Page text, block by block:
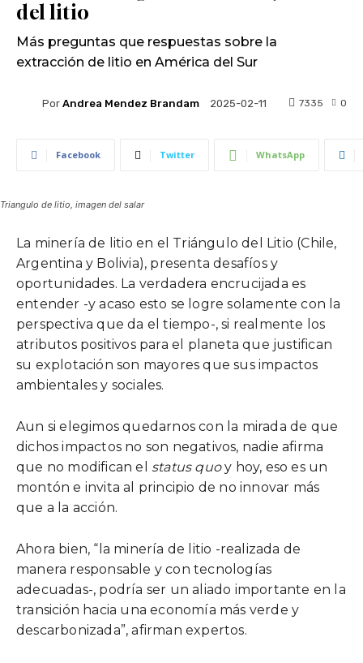
del litio
Más preguntas que respuestas sobre la
extracción de litio en América del Sur
Por Andrea Mendez Brandam 2025-02-11 0
7335
Facebook Twitter WhatsApp
Triangulo de litio, imagen del salar
La minería de litio en el Triángulo del Litio (Chile,
Argentina y Bolivia), presenta desafíos y
oportunidades. La verdadera encrucijada es
entender -y acaso esto se logre solamente con la
perspectiva que da el tiempo-, si realmente los
atributos positivos para el planeta que justifican
su explotación son mayores que sus impactos
ambientales y sociales.
Aun si elegimos quedarnos con la mirada de que
dichos impactos no son negativos, nadie afirma
que no modifican el status quoy hoy, eso es un
montón e invita al principio de no innovar más
que a la acción.
Ahora bien, “la minería de litio -realizada de
manera responsable y con tecnologías
adecuadas-, podría ser un aliado importante en la
transición hacia una economía más verde y
descarbonizada”, afirman expertos.